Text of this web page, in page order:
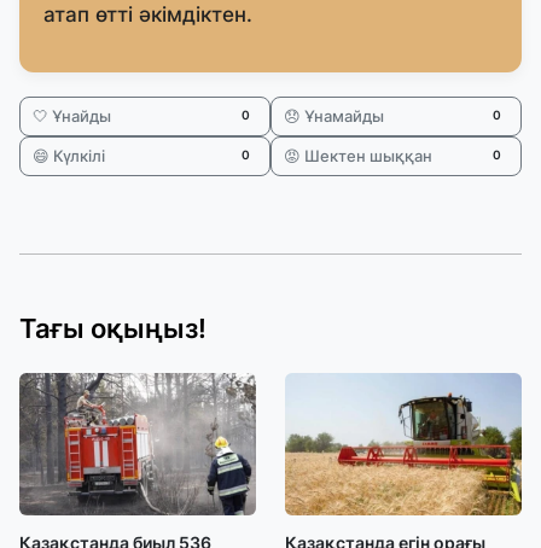
атап өтті әкімдіктен.
🤍 Ұнайды 0 😞 Ұнамайды 0
😄 Күлкілі 0 😡 Шектен шыққан 0
Тағы оқыңыз!
Қазақстанда биыл 536 Қазақстанда егін орағы